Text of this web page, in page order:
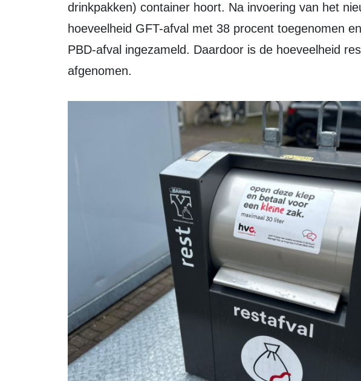
drinkpakken) container hoort. Na invoering van het
hoeveelheid GFT-afval met 38 procent toegenomen
PBD-afval ingezameld. Daardoor is de hoeveelheid
afgenomen.